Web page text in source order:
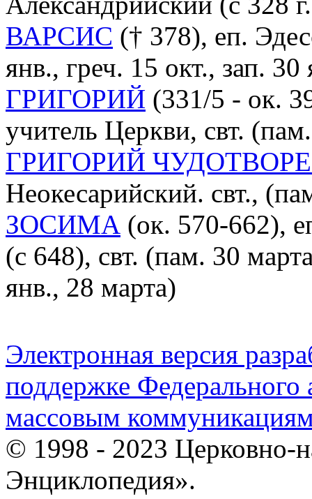
ВАРСИС († 378), еп.
янв., греч. 15 окт., зап. 30
ГРИГОРИЙ (331/5 - ок.
учитель Церкви, свт.
ГРИГОРИЙ
Неокесарийский. свт.,
ЗОСИМА (ок. 570-662),
(с 648), свт. (пам. 30
янв., 28 марта)
Электронная версия
поддержке Федерального
массовым
© 1998 - 2023 Церковно-
Энциклопедия».